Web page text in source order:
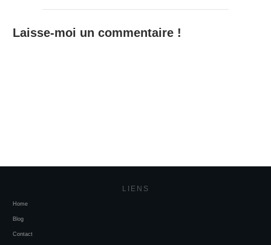
Laisse-moi un commentaire !
LIENS
Home
Blog
Contact